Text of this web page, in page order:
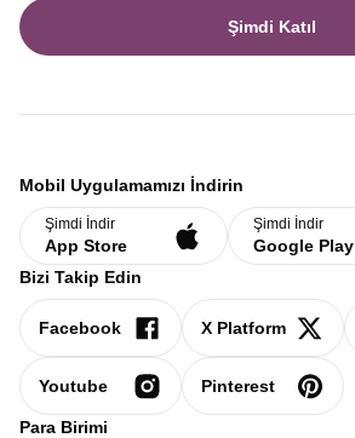
Şimdi Katıl
Mobil Uygulamamızı İndirin
Şimdi İndir
App Store
Şimdi İndir
Google Play
Bizi Takip Edin
Facebook X Platform
Youtube Pinterest
Para Birimi